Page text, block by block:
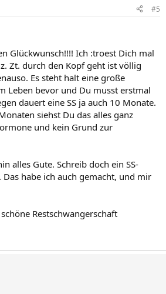
#5
Glückwunsch!!!! Ich :troest Dich mal
Zt. durch den Kopf geht ist völlig
Es steht halt eine große
Leben bevor und Du musst erstmal
dauert eine SS ja auch 10 Monate.
siehst Du das alles ganz
und kein Grund zur
alles Gute. Schreib doch ein SS-
Das habe ich auch gemacht, und mir
Restschwangerschaft